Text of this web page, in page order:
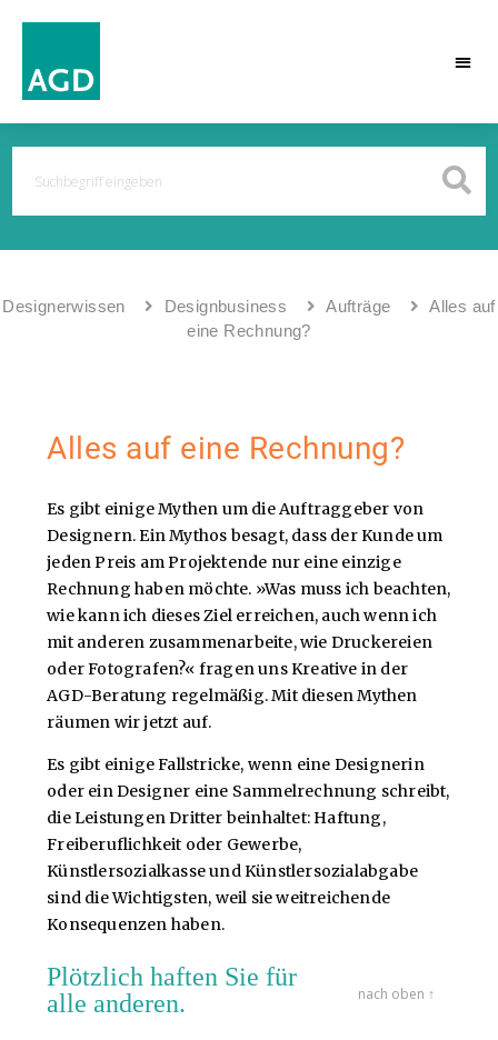
Designerwissen Designbusiness Aufträge
Alles auf
eine Rechnung?
Alles auf eine Rechnung?
Es gibt einige Mythen um die Auftraggeber von
Designern. Ein Mythos besagt, dass der Kunde um
jeden Preis am Projektende nur eine einzige
Rechnung haben möchte. »Was muss ich beachten,
wie kann ich dieses Ziel erreichen, auch wenn ich
mit anderen zusammenarbeite, wie Druckereien
oder Fotografen?« fragen uns Kreative in der
AGD-Beratung regelmäßig. Mit diesen Mythen
räumen wir jetzt auf.
Es gibt einige Fallstricke, wenn eine Designerin
oder ein Designer eine Sammelrechnung schreibt,
die Leistungen Dritter beinhaltet: Haftung,
Freiberuflichkeit oder Gewerbe,
Künstlersozialkasse und Künstlersozialabgabe
sind die Wichtigsten, weil sie weitreichende
Konsequenzen haben.
Plötzlich haften Sie für
alle anderen.
nach oben ↑